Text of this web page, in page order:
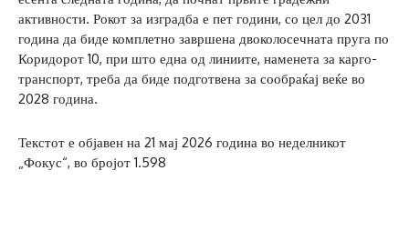
активности. Рокот за изградба е пет години, со цел до 2031
година да биде комплетно завршена двоколосечната пруга по
Коридорот 10, при што една од линиите, наменета за карго-
транспорт, треба да биде подготвена за сообраќај веќе во
2028 година.
Текстот е објавен на 21 мај 2026 година во неделникот
„Фокус“, во бројот 1.598